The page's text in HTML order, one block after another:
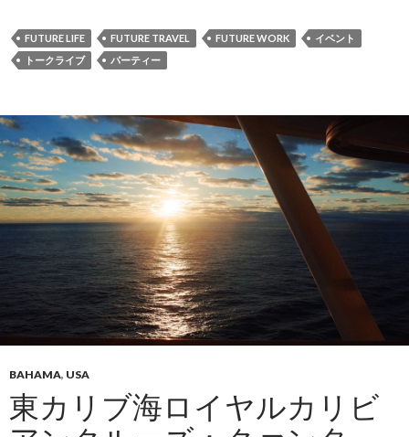
FUTURE LIFE FUTURE TRAVEL FUTURE WORK
イベント
トークライブ
パーティー
BAHAMA, USA
東カリブ海ロイヤルカリビ